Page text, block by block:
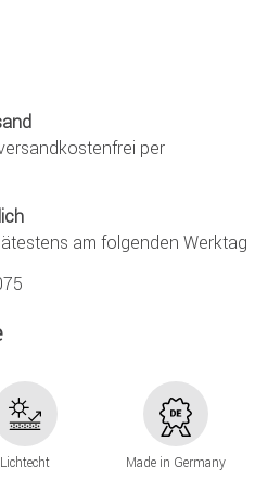
per
am folgenden Werktag
Lichtecht Made in Germany